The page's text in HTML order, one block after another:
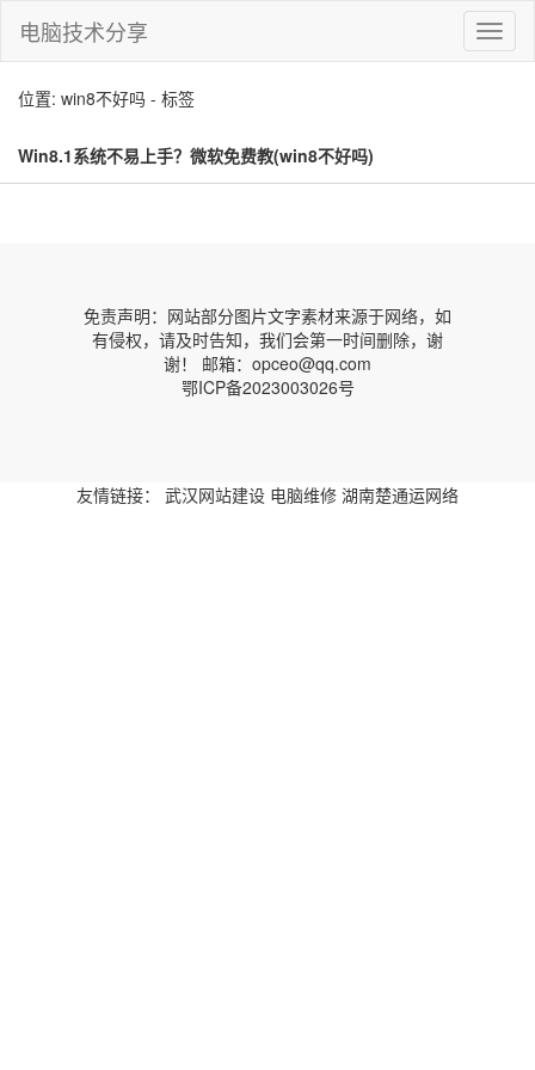
切
换
电脑技术分享
位置: win8不好吗 - 标签
Win8.1系统不易上手？微软免费教(win8不好吗)
免责声明：网站部分图片文字素材来源于网络，如
有侵权，请及时告知，我们会第一时间删除，谢
谢！ 邮箱：opceo@qq.com
鄂ICP备2023003026号
友情链接： 武汉网站建设 电脑维修 湖南楚通运网络